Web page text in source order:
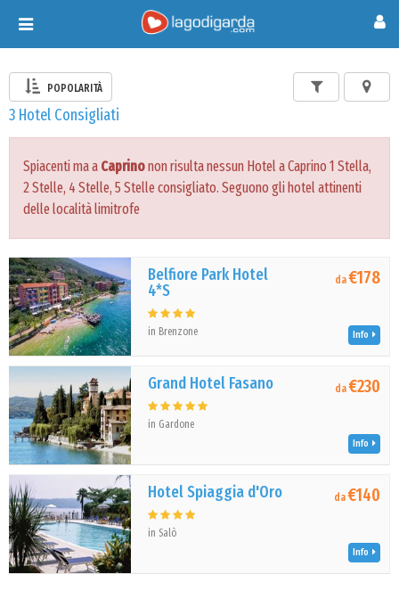
Toggle
navigation
POPOLARITÀ
3 Hotel Consigliati
Spiacenti ma a Caprinonon risulta nessun Hotel a Caprino 1 Stella,
2 Stelle, 4 Stelle, 5 Stelle consigliato. Seguono gli hotel attinenti
delle località limitrofe
Belfiore Park Hotel
4*S
in Brenzone
da€178
Info
Grand Hotel Fasano
in Gardone
da€230
Info
Hotel Spiaggia d'Oro
in Salò
da€140
Info